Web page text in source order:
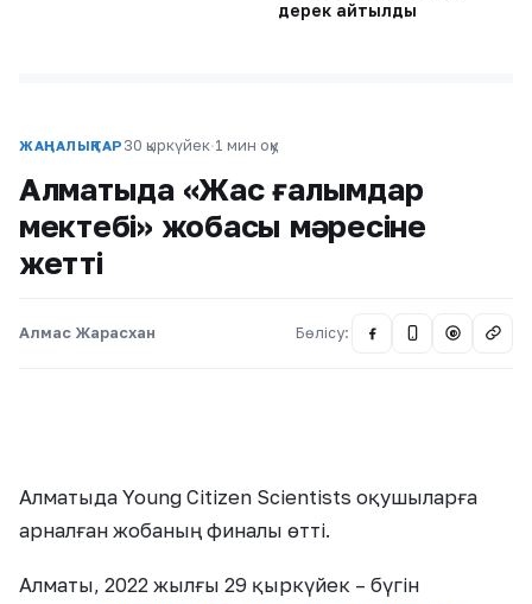
дерек айтылды
ЖАҢАЛЫҚТАР 30 қыркүйек·1 мин оқу
Алматыда «Жас ғалымдар
мектебі» жобасы мәресіне
жетті
Алмас Жарасхан Бөлісу: @
Алматыда Young Citizen Scientists оқушыларға
арналған жобаның финалы өтті.
Алматы, 2022 жылғы 29 қыркүйек – бүгін